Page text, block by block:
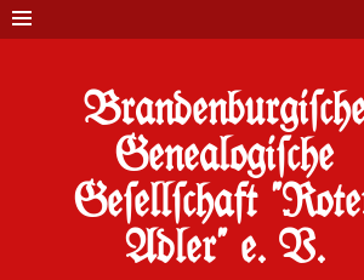
Genealogi#che
Ge#ell#chaft
Adler" e. V.